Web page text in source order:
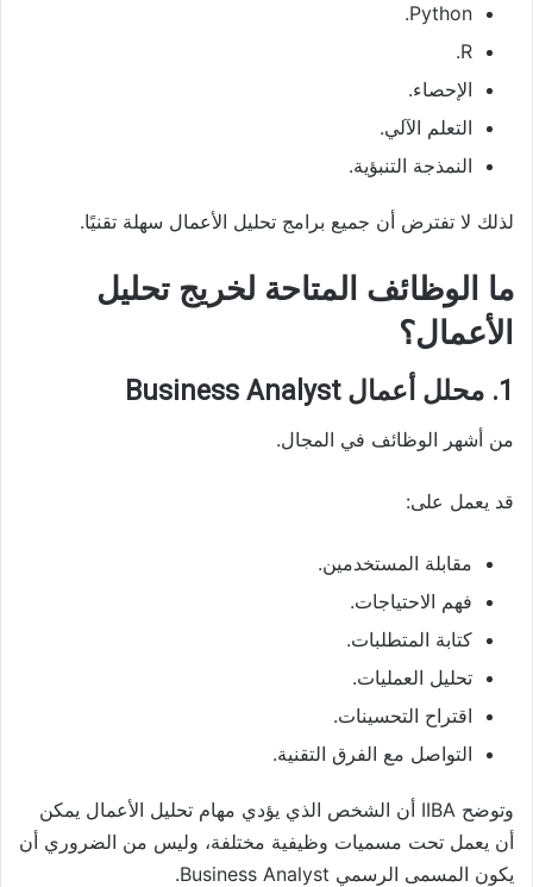
Python.
R.
الإحصاء.
التعلم الآلي.
النمذجة التنبؤية.
لذلك لا تفترض أن جميع برامج تحليل الأعمال سهلة تقنيًا.
ما الوظائف المتاحة لخريج تحليل
الأعمال؟
1. محلل أعمال Business Analyst
من أشهر الوظائف في المجال.
قد يعمل على:
مقابلة المستخدمين.
فهم الاحتياجات.
كتابة المتطلبات.
تحليل العمليات.
اقتراح التحسينات.
التواصل مع الفرق التقنية.
وتوضح IIBA أن الشخص الذي يؤدي مهام تحليل الأعمال يمكن
أن يعمل تحت مسميات وظيفية مختلفة، وليس من الضروري أن
يكون المسمى الرسمي Business Analyst.